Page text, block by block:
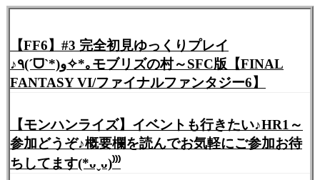
【FF6】#3 完全初見ゆっくりプレイ
♪٩(ˊᗜˋ*)و✧*｡モブリズの村～SFC版【FINAL
FANTASY VI/ファイナルファンタジー6】
【モンハンライズ】イベントも行きたい♪HR1～
参加どうぞ♪概要欄を読んでお気軽にご参加お待
ちしてます(*ᴗˬᴗ)⁾⁾⁾